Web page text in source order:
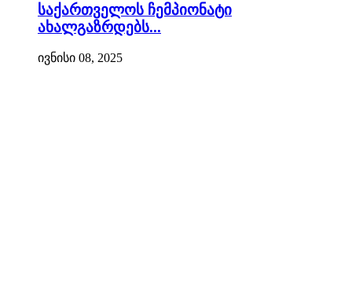
საქართველოს ჩემპიონატი
ახალგაზრდებს...
ივნისი 08, 2025